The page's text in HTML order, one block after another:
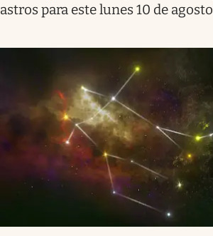
astros para este lunes 10 de agosto